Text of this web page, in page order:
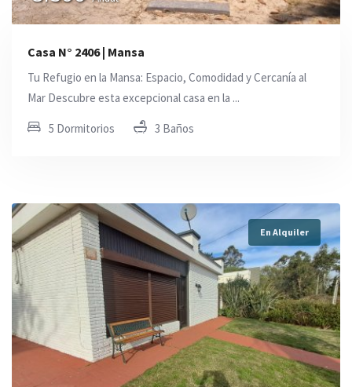
Casa N° 2406 | Mansa
Tu Refugio en la Mansa: Espacio, Comodidad y Cercanía al
Mar Descubre esta excepcional casa en la ...
5 Dormitorios 3 Baños
En Alquiler